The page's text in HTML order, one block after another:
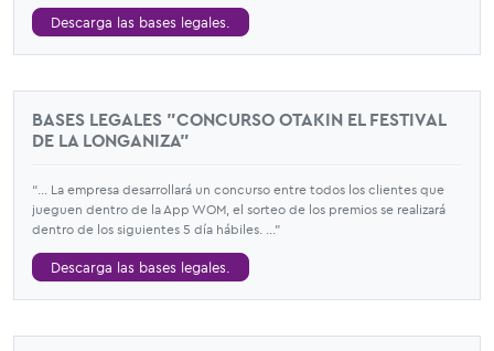
Descarga las bases legales.
BASES LEGALES "CONCURSO OTAKIN EL FESTIVAL
DE LA LONGANIZA"
“... La empresa desarrollará un concurso entre todos los clientes que
jueguen dentro de la App WOM, el sorteo de los premios se realizará
dentro de los siguientes 5 día hábiles. ...”
Descarga las bases legales.